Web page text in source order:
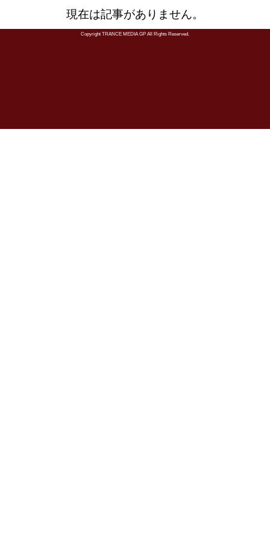
現在は記事がありません。
Copyright TRANCE MEDIA GP All Rights Reserved.